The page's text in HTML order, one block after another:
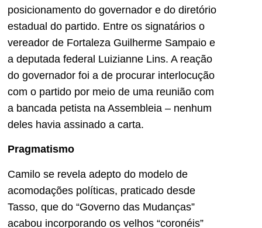
posicionamento do governador e do diretório
estadual do partido. Entre os signatários o
vereador de Fortaleza Guilherme Sampaio e
a deputada federal Luizianne Lins. A reação
do governador foi a de procurar interlocução
com o partido por meio de uma reunião com
a bancada petista na Assembleia – nenhum
deles havia assinado a carta.
Pragmatismo
Camilo se revela adepto do modelo de
acomodações políticas, praticado desde
Tasso, que do “Governo das Mudanças”
acabou incorporando os velhos “coronéis”